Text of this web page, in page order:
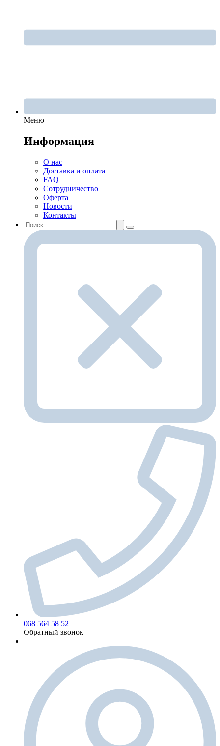
Меню
Информация
О нас
Доставка и оплата
FAQ
Сотрудничество
Оферта
Новости
Контакты
068 564 58 52
Обратный звонок